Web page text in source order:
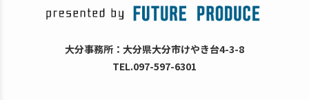
大分事務所：大分県大分市けやき台4-3-8
TEL.097-597-6301